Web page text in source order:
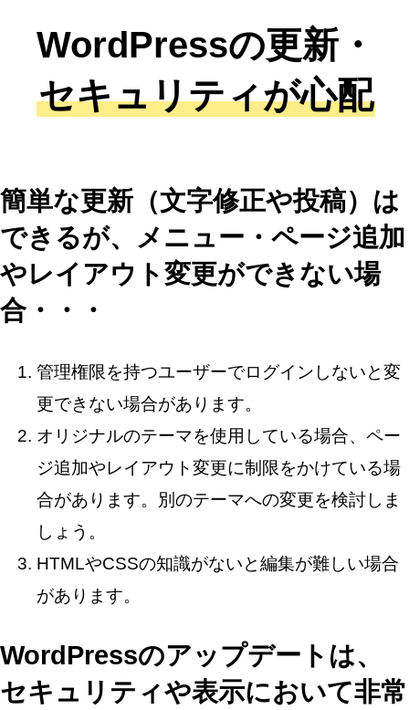
WordPressの更新・
セキュリティが心配
簡単な更新（文字修正や投稿）は
できるが、メニュー・ページ追加
やレイアウト変更ができない場
合・・・
管理権限を持つユーザーでログインしないと変
更できない場合があります。
オリジナルのテーマを使用している場合、ペー
ジ追加やレイアウト変更に制限をかけている場
合があります。別のテーマへの変更を検討しま
しょう。
HTMLやCSSの知識がないと編集が難しい場合
があります。
WordPressのアップデートは、
セキュリティや表示において非常